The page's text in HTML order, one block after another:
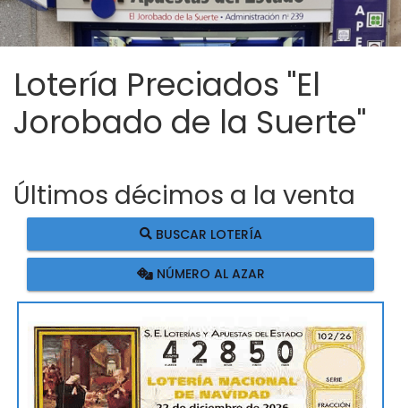
Lotería Preciados "El
Jorobado de la Suerte"
Últimos décimos a la venta
BUSCAR LOTERÍA
NÚMERO AL AZAR